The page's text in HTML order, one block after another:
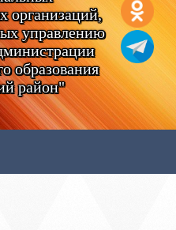
организаций,
управлению
образования
район"